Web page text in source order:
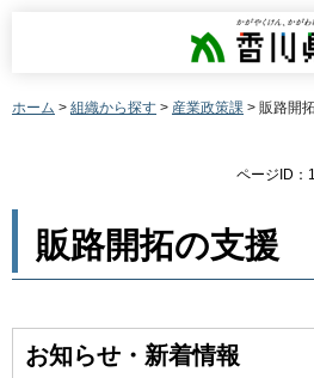
香川県
ホーム > 組織から探す > 産業政策課 > 販路開
ページID：
販路開拓の支援
お知らせ・新着情報